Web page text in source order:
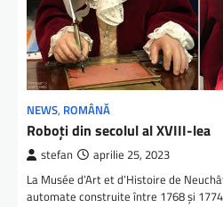
NEWS, ROMÂNĂ
Roboți din secolul al XVIII-lea
stefan aprilie 25, 2023
La Musée d’Art et d’Histoire de
automate construite între 1768 și